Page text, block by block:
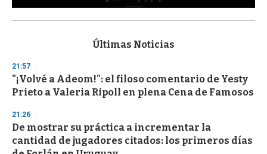
s
d
s
o
f
3
s
c
Últimas Noticias
21:57
"¡Volvé a Adeom!": el filoso comentario de Yesty
Prieto a Valeria Ripoll en plena Cena de Famosos
21:26
De mostrar su práctica a incrementar la
cantidad de jugadores citados: los primeros días